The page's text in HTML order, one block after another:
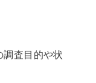
調査目的や状